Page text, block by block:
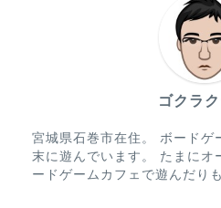
ゴクラ
宮城県石巻市在住。 ボードゲ
末に遊んでいます。 たまにオ
ードゲームカフェで遊んだり